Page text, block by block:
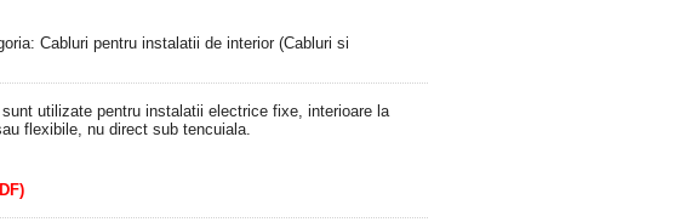
Cabluri pentru instalatii de interior (Cabluri si
utilizate pentru instalatii electrice fixe, interioare la
flexibile, nu direct sub tencuiala.